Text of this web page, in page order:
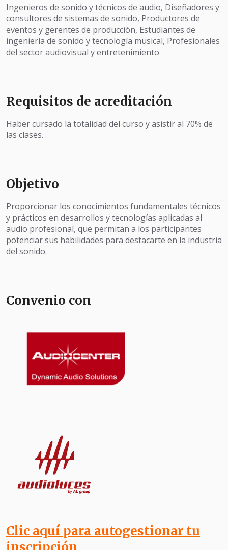
Ingenieros de sonido y técnicos de audio, Diseñadores y
consultores de sistemas de sonido, Productores de
eventos y gerentes de producción, Estudiantes de
ingeniería de sonido y tecnología musical, Profesionales
del sector audiovisual y entretenimiento
Requisitos de acreditación
Haber cursado la totalidad del curso y asistir al 70% de
las clases.
Objetivo
Proporcionar los conocimientos fundamentales técnicos
y prácticos en desarrollos y tecnologías aplicadas al
audio profesional, que permitan a los participantes
potenciar sus habilidades para destacarte en la industria
del sonido.
Convenio con
Clic aquí para autogestionar tu